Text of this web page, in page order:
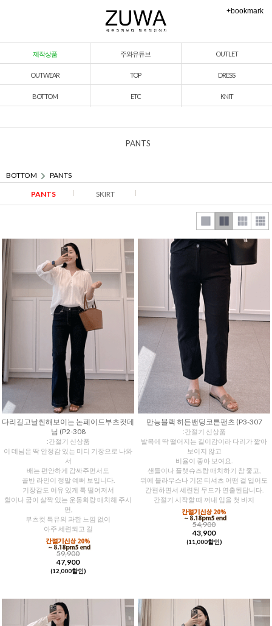
+bookmark
제작상품 주와유튜브 OUTLET
OUTWEAR TOP DRESS
BOTTOM ETC KNIT
PANTS
BOTTOM PANTS
PANTS SKIRT
다리길고날씬해보이는 논페이드부츠컷데
님 (P2-308
:간절기 신상품
이 데님은 딱 안정감 있는 미디 기장으로 나와
서
배는 편안하게 감싸주면서도
골반 라인이 정말 예뻐 보입니다.
기장감도 여유 있게 툭 떨어져서
힐이나 굽이 살짝 있는 운동화랑 매치해 주시
면,
부츠컷 특유의 과한 느낌 없이
아주 세련되고 길
59,900
47,900
(12,000할인)
만능블랙 히든밴딩코튼팬츠 (P3-307
:간절기 신상품
발목에 딱 떨어지는 길이감이라 다리가 짧아
보이지 않고
비율이 좋아 보여요.
샌들이나 플랫슈즈랑 매치하기 참 좋고,
위에 블라우스나 기본 티셔츠 어떤 걸 입어도
간편하면서 세련된 무드가 연출된답니다.
간절기 시작할 때 꺼내 입을 첫 바지
54,900
43,900
(11,000할인)